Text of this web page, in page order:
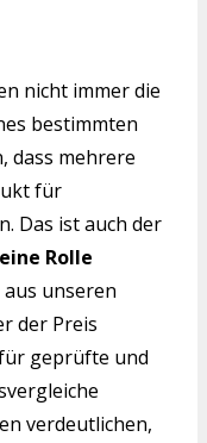
nicht immer die
bestimmten
dass mehrere
für
Das ist auch der
Rolle
aus unseren
der Preis
geprüfte und
verdeutlichen,